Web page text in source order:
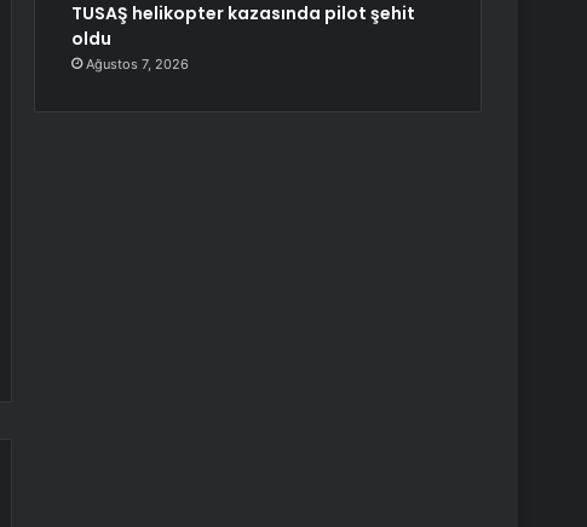
TUSAŞ helikopter kazasında pilot şehit
oldu
Ağustos 7, 2026